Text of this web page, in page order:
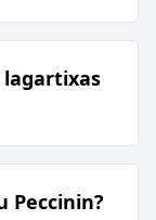
lagartixas
Peccinin?